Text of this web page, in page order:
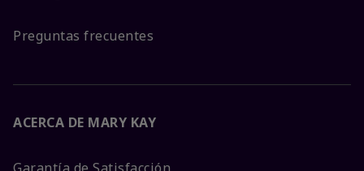
Preguntas frecuentes
ACERCA DE MARY KAY